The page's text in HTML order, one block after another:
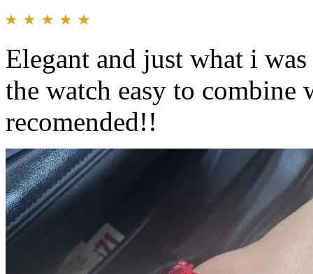
Elegant and just what i
the watch easy to
recomended!!